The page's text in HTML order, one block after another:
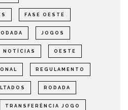
FASE OESTE
JOGOS
NOTÍCIAS OESTE
REGULAMENTO
RODADA
TRANSFERÊNCIA JOGO